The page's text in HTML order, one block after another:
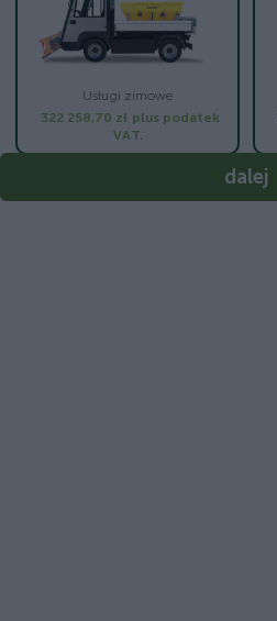
Usługi zimowe
322 258,70 zł plus podatek
VAT.
dalej